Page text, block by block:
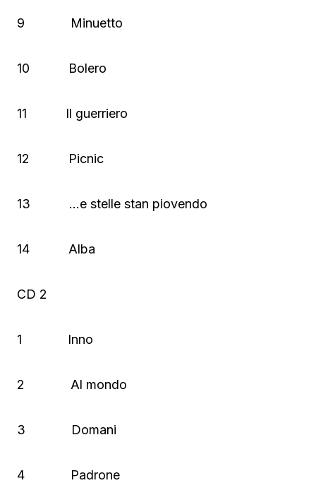
9 Minuetto
10 Bolero
11 Il guerriero
12 Picnic
13 …e stelle stan piovendo
14 Alba
CD 2
1 Inno
2 Al mondo
3 Domani
4 Padrone